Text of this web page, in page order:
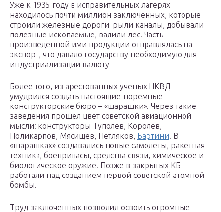
Уже к 1935 году в исправительных лагерях
находилось почти миллион заключенных, которые
строили железные дороги, рыли каналы, добывали
полезные ископаемые, валили лес. Часть
произведенной ими продукции отправлялась на
экспорт, что давало государству необходимую для
индустриализации валюту.
Более того, из арестованных ученых НКВД
умудрился создать настоящие тюремные
конструкторские бюро – «шарашки». Через такие
заведения прошел цвет советской авиационной
мысли: конструкторы Туполев, Королев,
Поликарпов, Мясищев, Петляков, Бартини. В
«шарашках» создавались новые самолеты, ракетная
техника, боеприпасы, средства связи, химическое и
биологическое оружие. Позже в закрытых КБ
работали над созданием первой советской атомной
бомбы.
Труд заключенных позволил освоить огромные